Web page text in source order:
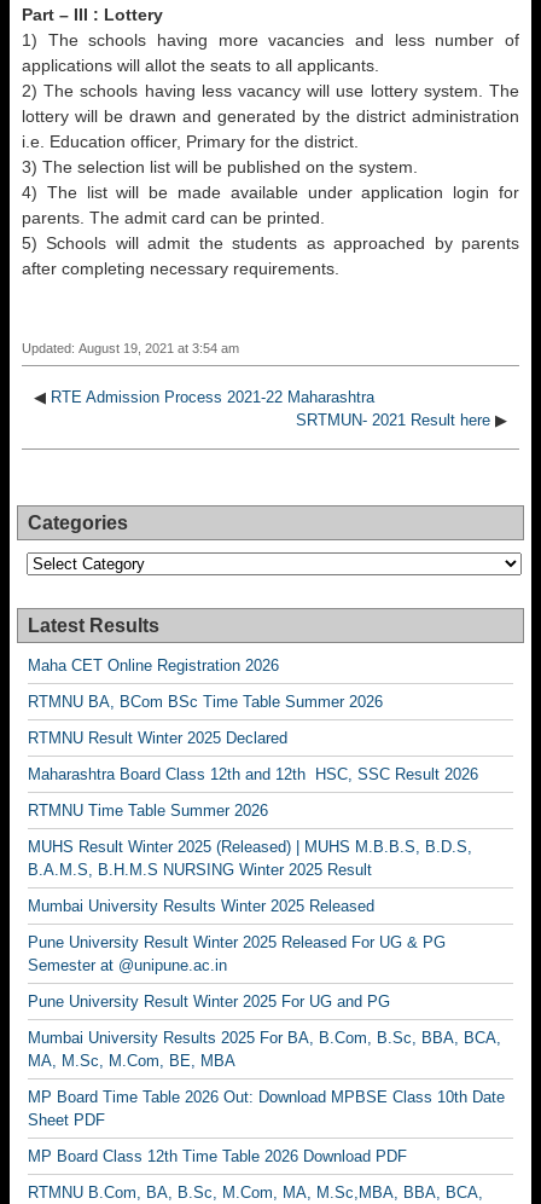
Part – III : Lottery
1) The schools having more vacancies and less number of
applications will allot the seats to all applicants.
2) The schools having less vacancy will use lottery system. The
lottery will be drawn and generated by the district administration
i.e. Education officer, Primary for the district.
3) The selection list will be published on the system.
4) The list will be made available under application login for
parents. The admit card can be printed.
5) Schools will admit the students as approached by parents
after completing necessary requirements.
Updated: August 19, 2021 at 3:54 am
◀ RTE Admission Process 2021-22 Maharashtra
SRTMUN- 2021 Result here ▶
Categories
Categories
Latest Results
Maha CET Online Registration 2026
RTMNU BA, BCom BSc Time Table Summer 2026
RTMNU Result Winter 2025 Declared
Maharashtra Board Class 12th and 12th HSC, SSC Result 2026
RTMNU Time Table Summer 2026
MUHS Result Winter 2025 (Released) | MUHS M.B.B.S, B.D.S,
B.A.M.S, B.H.M.S NURSING Winter 2025 Result
Mumbai University Results Winter 2025 Released
Pune University Result Winter 2025 Released For UG & PG
Semester at @unipune.ac.in
Pune University Result Winter 2025 For UG and PG
Mumbai University Results 2025 For BA, B.Com, B.Sc, BBA, BCA,
MA, M.Sc, M.Com, BE, MBA
MP Board Time Table 2026 Out: Download MPBSE Class 10th Date
Sheet PDF
MP Board Class 12th Time Table 2026 Download PDF
RTMNU B.Com, BA, B.Sc, M.Com, MA, M.Sc,MBA, BBA, BCA,